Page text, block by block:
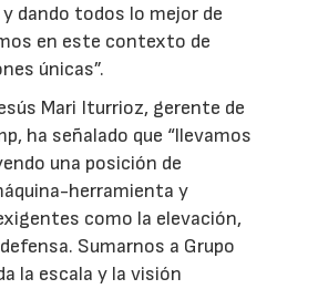
dando todos lo mejor de
en este contexto de
únicas”.
Mari Iturrioz, gerente de
ha señalado que “llevamos
una posición de
herramienta y
como la elevación,
Sumarnos a Grupo
la escala y la visión